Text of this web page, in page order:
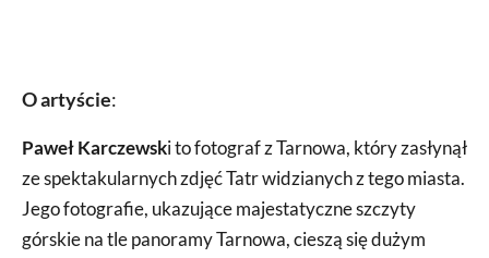
O artyście:
Paweł Karczewski to fotograf z Tarnowa, który zasłynął
ze spektakularnych zdjęć Tatr widzianych z tego miasta.
Jego fotografie, ukazujące majestatyczne szczyty
górskie na tle panoramy Tarnowa, cieszą się dużym